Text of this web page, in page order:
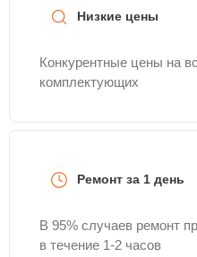
Низкие цены
Конкурентные цены на
комплектующих
Ремонт за 1 день
В 95% случаев ремонт
в течение 1-2 часов